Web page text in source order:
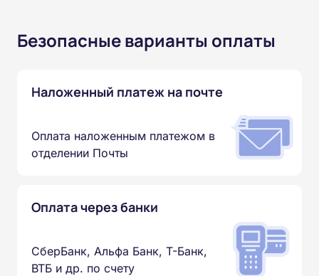
Безопасные варианты оплаты
Наложенный платеж на почте
Оплата наложенным платежом в
отделении Почты
Оплата через банки
СберБанк, Альфа Банк, Т-Банк,
ВТБ и др. по счету